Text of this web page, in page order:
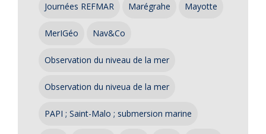
Journées REFMAR Marégrahe Mayotte
MerIGéo Nav&Co
Observation du niveau de la mer
Observation du niveua de la mer
PAPI ; Saint-Malo ; submersion marine